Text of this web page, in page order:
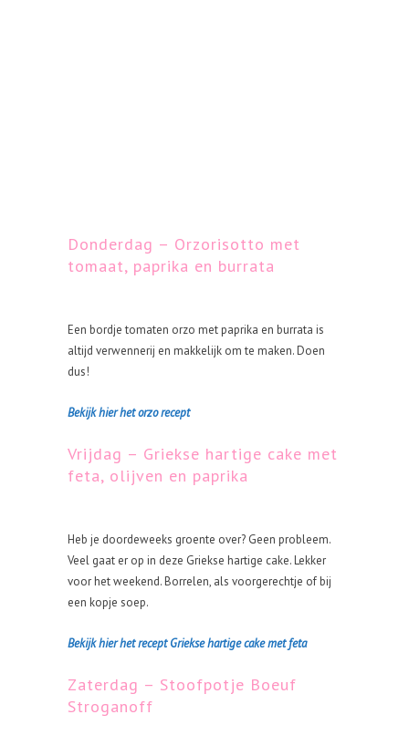
Donderdag – Orzorisotto met
tomaat, paprika en burrata
Een bordje tomaten orzo met paprika en burrata is
altijd verwennerij en makkelijk om te maken. Doen
dus!
Bekijk hier het orzo recept
Vrijdag – Griekse hartige cake met
feta, olijven en paprika
Heb je doordeweeks groente over? Geen probleem.
Veel gaat er op in deze Griekse hartige cake. Lekker
voor het weekend. Borrelen, als voorgerechtje of bij
een kopje soep.
Bekijk hier het recept Griekse hartige cake met feta
Zaterdag – Stoofpotje Boeuf
Stroganoff